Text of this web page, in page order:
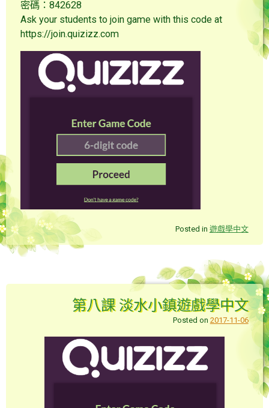
密碼：842628
Ask your students to join game with this code at
https://join.quizizz.com
Posted in 遊戲學中文
第八課 淡水小鎮遊戲學中文
Posted on 2017-11-06